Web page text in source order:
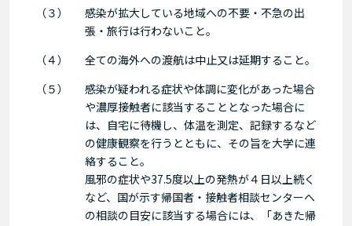
（３）
感染が拡大している地域への不要・不急の出
張・旅行は行わないこと。
（４）
全ての海外への渡航は中止又は延期すること。
（５）
感染が疑われる症状や体調に変化があった場合
や濃厚接触者に該当することとなった場合に
は、自宅に待機し、体温を測定、記録するなど
の健康観察を行うとともに、その旨を大学に連
絡すること。
風邪の症状や37.5度以上の発熱が４日以上続く
など、国が示す帰国者・接触者相談センターへ
の相談の目安に該当する場合には、「あきた帰